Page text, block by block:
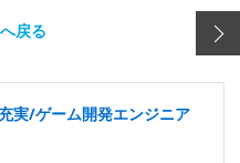
戻る
実/ゲーム開発エンジニア